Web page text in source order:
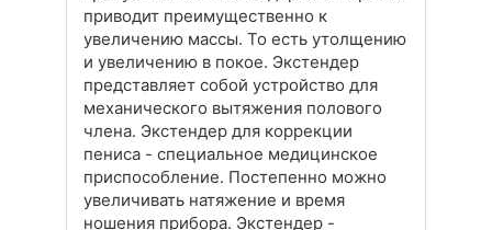
приводит преимущественно к
увеличению массы. То есть утолщению
и увеличению в покое. Экстендер
представляет собой устройство для
механического вытяжения полового
члена. Экстендер для коррекции
пениса - специальное медицинское
приспособление. Постепенно можно
увеличивать натяжение и время
ношения прибора. Экстендер -